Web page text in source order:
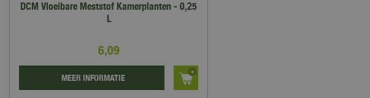
DCM Vloeibare Meststof Kamerplanten - 0,25
L
6,09
MEER INFORMATIE